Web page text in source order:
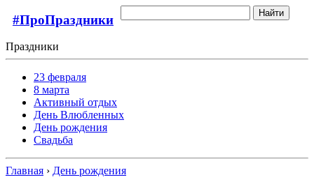
#ПроПраздники Найти
Праздники
23 февраля
8 марта
Активный отдых
День Влюбленных
День рождения
Свадьба
Главная › День рождения